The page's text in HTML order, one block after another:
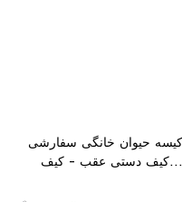
کیسه حیوان خانگی سفارشی
کیف دستی عقب - کیف